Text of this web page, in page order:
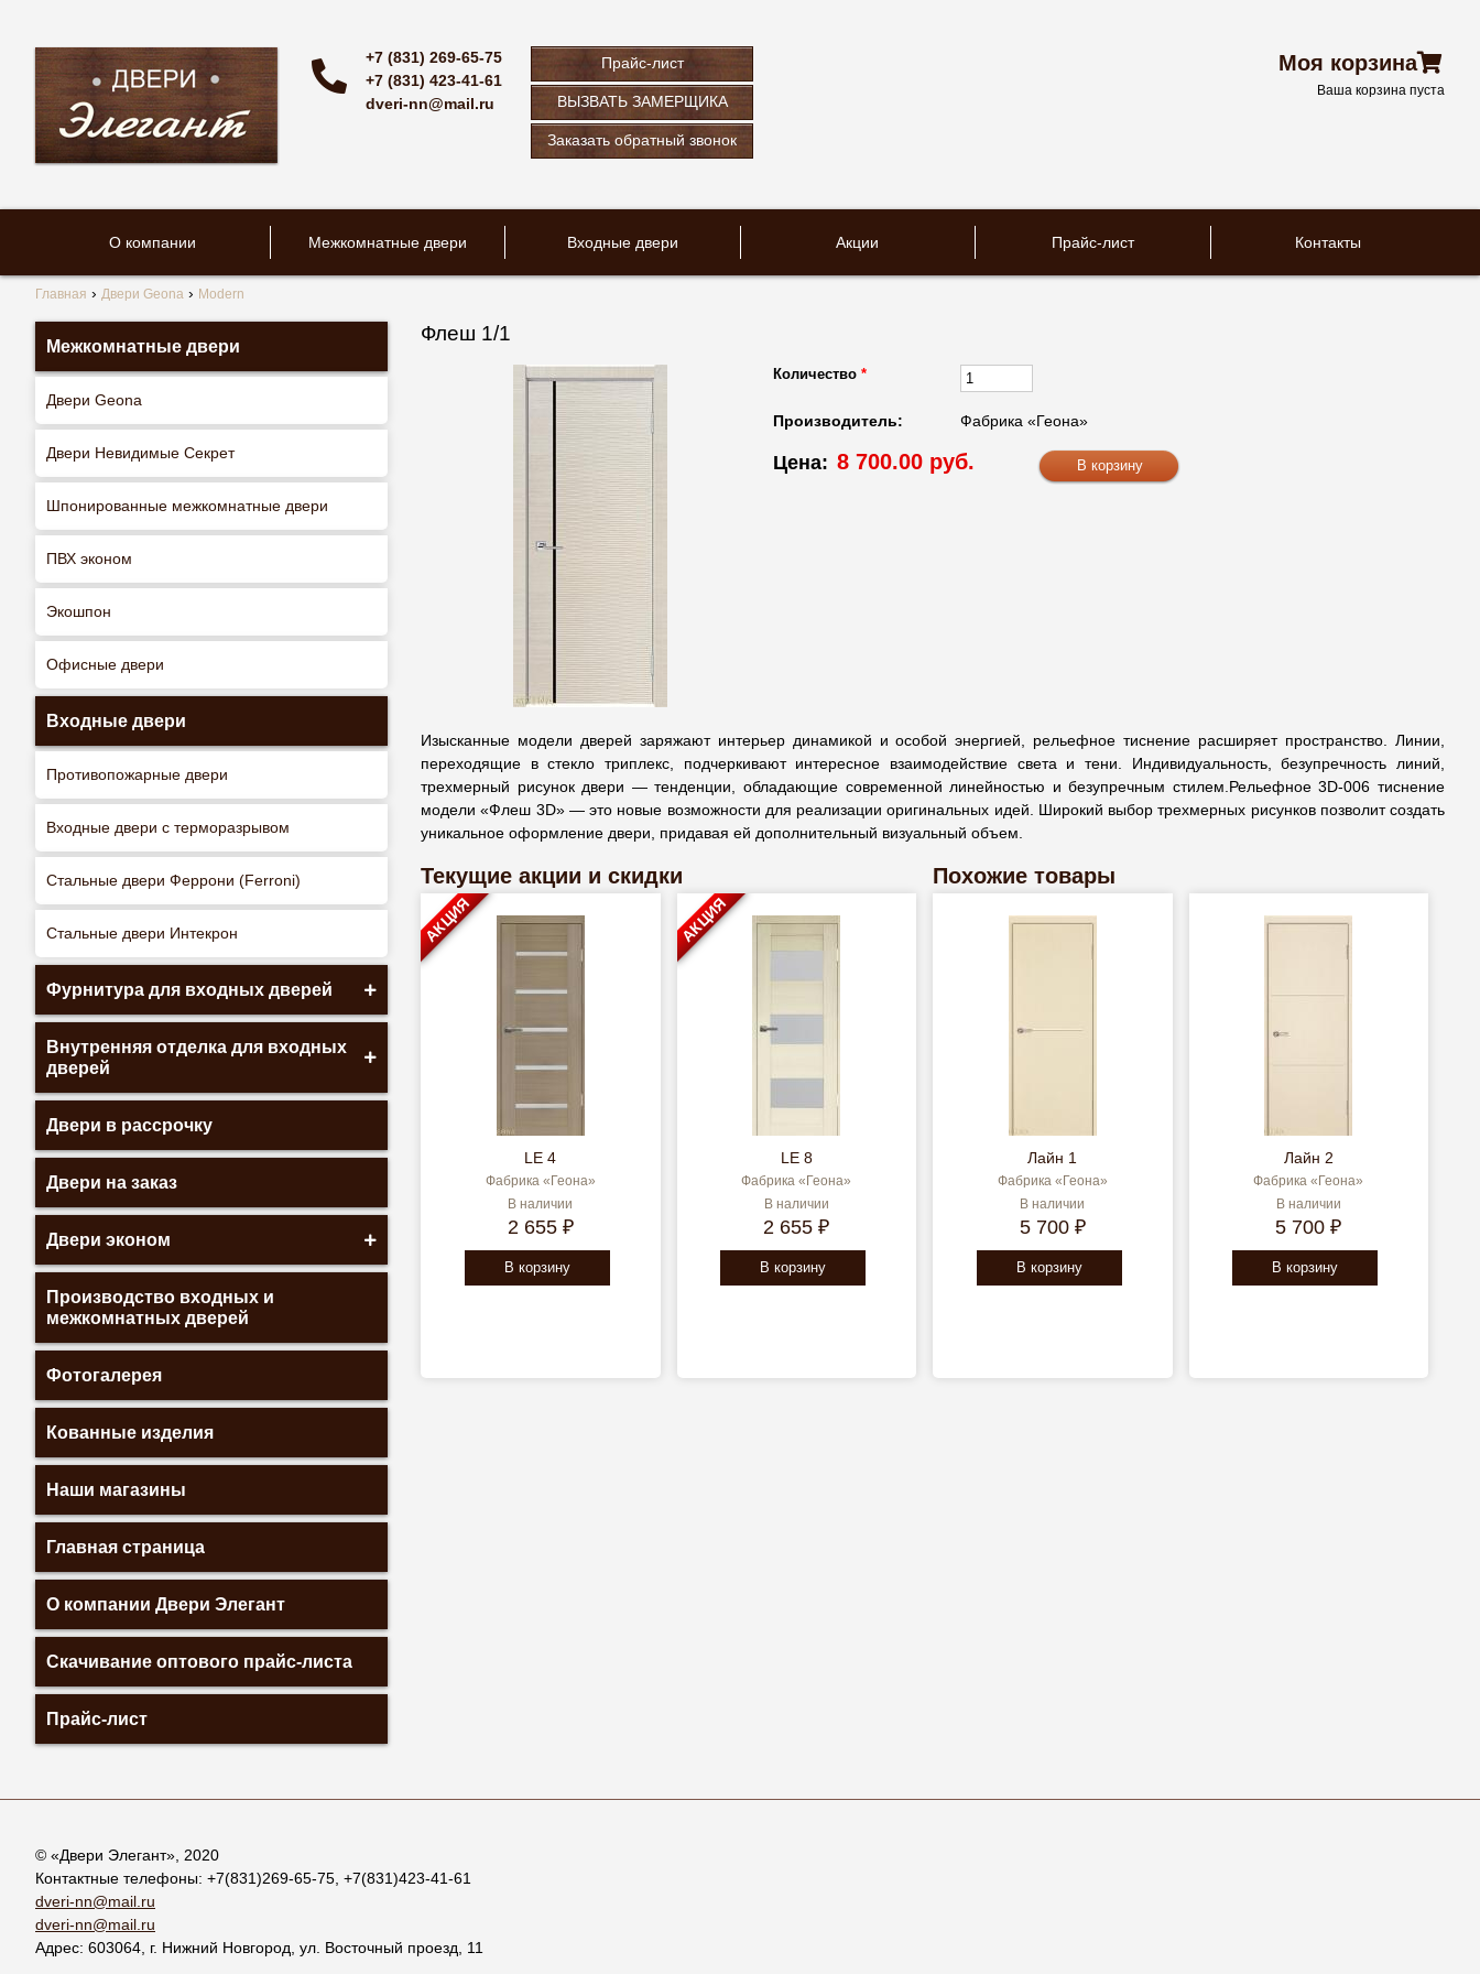
+7 (831) 269-65-75
+7 (831) 423-41-61
dveri-nn@mail.ru
Прайс-лист
ВЫЗВАТЬ ЗАМЕРЩИКА
Заказать обратный звонок
Моя корзина
Ваша корзина пуста
О компании Межкомнатные двери Входные двери Акции Прайс-лист Контакты
Главная Двери Geona Modern
Межкомнатные двери
Двери Geona
Двери Невидимые Секрет
Шпонированные межкомнатные двери
ПВХ эконом
Экошпон
Офисные двери
Входные двери
Противопожарные двери
Входные двери с терморазрывом
Стальные двери Феррони (Ferroni)
Стальные двери Интекрон
Фурнитура для входных дверей
Внутренняя отделка для входных
дверей
Двери в рассрочку
Двери на заказ
Двери эконом
Производство входных и
межкомнатных дверей
Фотогалерея
Кованные изделия
Наши магазины
Главная страница
О компании Двери Элегант
Скачивание оптового прайс-листа
Прайс-лист
Флеш 1/1
Количество *
Производитель: Фабрика «Геона»
Цена: 8 700.00 руб.
Изысканные модели дверей заряжают интерьер динамикой и особой энергией, рельефное тиснение расширяет пространство. Линии,
переходящие в стекло триплекс, подчеркивают интересное взаимодействие света и тени. Индивидуальность, безупречность линий,
трехмерный рисунок двери — тенденции, обладающие современной линейностью и безупречным стилем.Рельефное 3D-006 тиснение
модели «Флеш 3D» — это новые возможности для реализации оригинальных идей. Широкий выбор трехмерных рисунков позволит создать
уникальное оформление двери, придавая ей дополнительный визуальный объем.
Текущие акции и скидки
LE 4
Фабрика «Геона»
В наличии
2 655 ₽
В корзину
АКЦИЯ
LE 8
Фабрика «Геона»
В наличии
2 655 ₽
В корзину
АКЦИЯ
Похожие товары
Лайн 1
Фабрика «Геона»
В наличии
5 700 ₽
В корзину
Лайн 2
Фабрика «Геона»
В наличии
5 700 ₽
В корзину
© «Двери Элегант», 2020
Контактные телефоны: +7(831)269-65-75 +7(831)423-41-61
dveri-nn@mail.ru
dveri-nn@mail.ru
Адрес: 603064 , г. Нижний Новгород ул. Восточный проезд, 11